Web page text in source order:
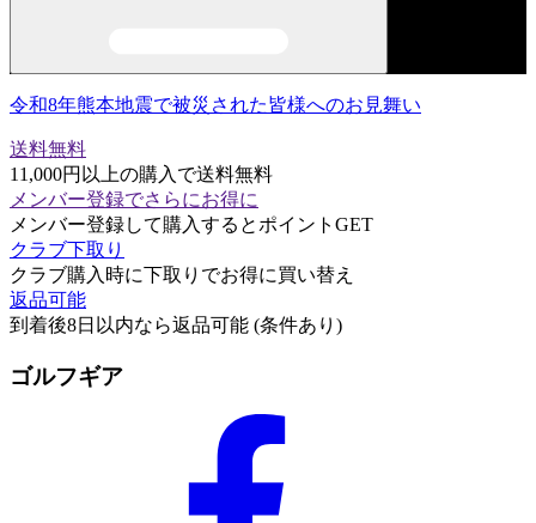
令和8年熊本地震で被災された皆様へのお見舞い
送料無料
11,000円以上の購入で送料無料
メンバー登録でさらにお得に
メンバー登録して購入するとポイントGET
クラブ下取り
クラブ購入時に下取りでお得に買い替え
返品可能
到着後8日以内なら返品可能 (条件あり)
ゴルフギア